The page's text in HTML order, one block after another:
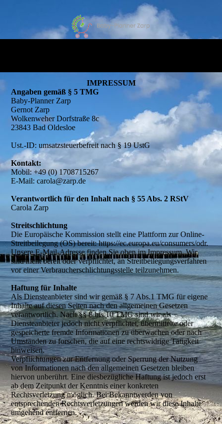
IMPRESSUM
Angaben gemäß § 5 TMG
Baby-Planner Zarp
Gernot Zarp
Wolkenweher Dorfstraße 8c
23843 Bad Oldesloe
Ust.-ID: umsatzsteuerbefreit nach § 19 UstG
Kontakt:
Mobil: +49 (0) 1708715267
E-Mail: carola@zarp.de
Verantwortlich für den Inhalt nach § 55 Abs. 2 RStV
Carola Zarp
Streitschlichtung
Die Europäische Kommission stellt eine Plattform zur Online-
Streitbeilegung (OS) bereit: https://ec.europa.eu/consumers/odr.
Unsere E-Mail-Adresse finden Sie oben im Impressum. Wir
sind nicht bereit oder verpflichtet, an Streitbeilegungsverfahren
vor einer Verbraucherschlichtungsstelle teilzunehmen.
Haftung für Inhalte
Als Diensteanbieter sind wir gemäß § 7 Abs.1 TMG für eigene
Inhalte auf diesen Seiten nach den allgemeinen Gesetzen
verantwortlich. Nach §§ 8 bis 10 TMG sind wir als
Diensteanbieter jedoch nicht verpflichtet, übermittelte oder
gespeicherte fremde Informationen zu überwachen oder nach
Umständen zu forschen, die auf eine rechtswidrige Tätigkeit
hinweisen.
Verpflichtungen zur Entfernung oder Sperrung der Nutzung
von Informationen nach den allgemeinen Gesetzen bleiben
hiervon unberührt. Eine diesbezügliche Haftung ist jedoch erst
ab dem Zeitpunkt der Kenntnis einer konkreten
Rechtsverletzung möglich. Bei Bekanntwerden von
entsprechenden Rechtsverletzungen werden wir diese Inhalte
umgehend entfernen.